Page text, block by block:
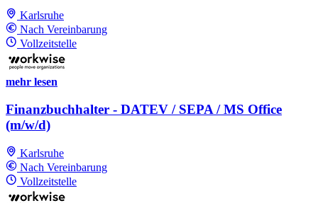
Karlsruhe
Nach Vereinbarung
Vollzeitstelle
mehr lesen
Finanzbuchhalter - DATEV / SEPA / MS Office
(m/w/d)
Karlsruhe
Nach Vereinbarung
Vollzeitstelle